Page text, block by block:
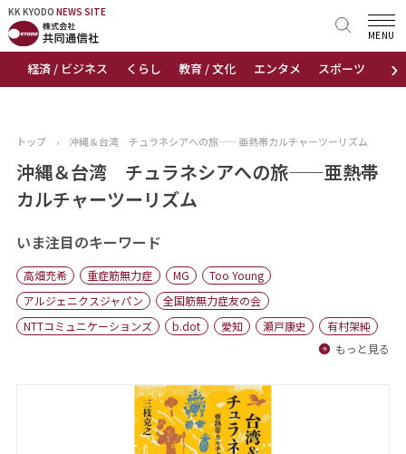
KK KYODO NEWS SITE
›
経済 / ビジネス くらし 教育 / 文化 エンタメ スポーツ 地域
MENU
KK KYODONEWS SITE
トップページ
ニュース
おすすめコンテンツ
会社概要
トップ › 沖縄＆台湾 チュラネシアへの旅——亜熱帯カルチャーツーリズム
沖縄＆台湾 チュラネシアへの旅——亜熱帯
カルチャーツーリズム
いま注目のキーワード
高畑充希 重症筋無力症 MG
Too Young
アルジェニクスジャパン
全国筋無力症友の会
NTTコミュニケーションズ
b.dot 愛知 瀬戸康史
有村架純
もっと見る